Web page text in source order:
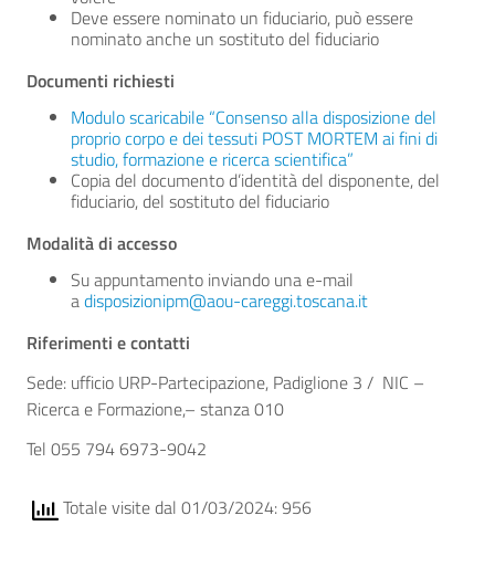
Deve essere nominato un fiduciario, può essere
nominato anche un sostituto del fiduciario
Documenti richiesti
Modulo scaricabile “Consenso alla disposizione del
proprio corpo e dei tessuti POST MORTEM ai fini di
studio, formazione e ricerca scientifica”
Copia del documento d’identità del disponente, del
fiduciario, del sostituto del fiduciario
Modalità di accesso
Su appuntamento inviando una e-mail
adisposizionipm@aou-careggi.toscana.it
Riferimenti e contatti
Sede: ufficio URP-Partecipazione, Padiglione 3 / NIC –
Ricerca e Formazione,– stanza 010
Tel 055 794 6973-9042
Totale visite dal 01/03/2024: 956